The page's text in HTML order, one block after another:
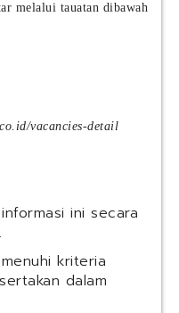
melalui tauatan dibawah
vacancies-detail
ini secara
kriteria
dalam